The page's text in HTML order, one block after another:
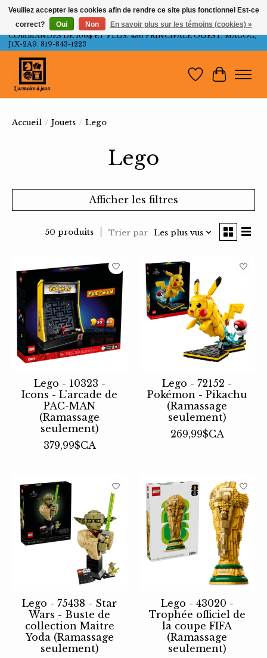
LIVRAISON GRATUITE AU QUÉBEC ET ONTARIO POUR LES
COMMANDES DE 100$ ET PLUS. 436 PRINCIPALE OUEST, MAGOG,
J1X-2A9. 819-843-1223
Liste dePanier
Accueil / Jouets / Lego
Lego
Afficher les filtres
50 produits Trier par Les plus vus
Lego - 10323 -
Icons - L'arcade de
PAC-MAN
(Ramassage
seulement)
379,99$CA
Lego - 72152 -
Pokémon - Pikachu
(Ramassage
seulement)
269,99$CA
Lego - 75438 - Star
Wars - Buste de
collection Maitre
Yoda (Ramassage
seulement)
Lego - 43020 -
Trophée officiel de
la coupe FIFA
(Ramassage
seulement)
Veuillez accepter les cookies afin de rendre ce site plus fonctionnel Est-ce
correct?
Oui Non En savoir plus sur les témoins (cookies) »